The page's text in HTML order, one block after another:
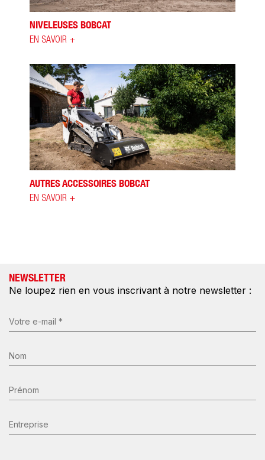
NIVELEUSES BOBCAT
EN SAVOIR +
AUTRES ACCESSOIRES BOBCAT
EN SAVOIR +
NEWSLETTER
Ne loupez rien en vous inscrivant à notre newsletter :
E-
mail
Nom
*
Prénom
Entreprise